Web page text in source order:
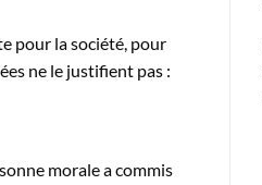
pour la société, pour
ne le justifient pas :
morale a commis